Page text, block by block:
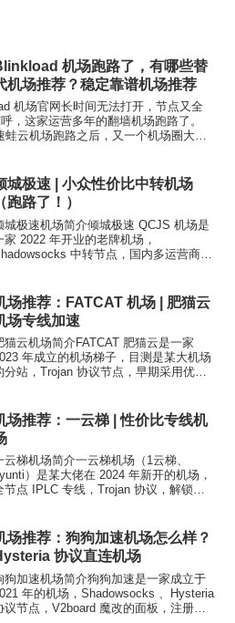
机场跑路了，有哪些替
机场推荐？稳定靠谱机场推荐
机场官网长时间无法打开，节点又全
，这家运营多年的翻墙机场跑路了。
蛙云机场跑路之后，又一个机场圈大事
城极速 | 小众性价比中转机场
（跑路了！）
城极速机场简介倾城极速 QCJS 机场是
家 2022 年开业的老牌机场，
中转节点，国内多运营商入
力，支持 Netflix、Disney+、...
场推荐：FATCAT 机场 | 肥猫云
场专线加速
猫云机场简介FATCAT 肥猫云是一家
年成立的机场梯子，目测是某大机场
分站，Trojan 协议节点，早期采用优质
Netflix、Disney...
场推荐：一云梯 | 性价比专线机
云梯机场简介一云梯机场（1云梯、
）是某大佬在 2024 年新开的机场，
节点 IPLC 专线，Trojan 协议，解锁
场推荐：狗狗加速机场怎么样？
协议直连机场
狗加速机场简介狗狗加速是一家成立于
年的机场，Shadowsocks 、Hysteria
议节点，V2board 魔改的面板，注册免